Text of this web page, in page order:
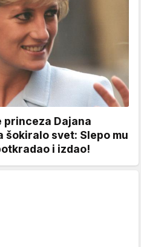
princeza Dajana
svet: Slepo mu
i izdao!